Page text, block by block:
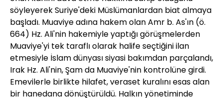
söyleyerek Suriye'deki Müslümanlardan biat almaya
başladı. Muaviye adına hakem olan Amr b. As'ın (ö.
664) Hz. Ali'nin hakemiyle yaptığı görüşmelerden
Muaviye'yi tek taraflı olarak halife seçtiğini ilan
etmesiyle İslam dünyası siyasi bakımdan parçalandı,
Irak Hz. Ali'nin, Şam da Muaviye'nin kontrolüne girdi.
Emevilerle birlikte hilafet, veraset kuralını esas alan
bir hanedana dönüştürüldü. Halkın yönetiminde